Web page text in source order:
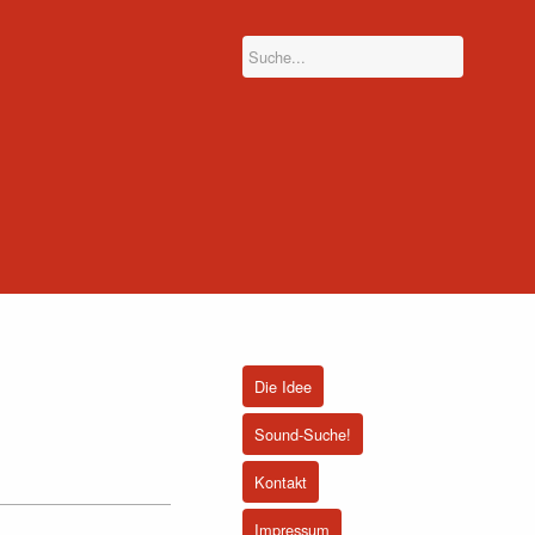
Die Idee
Sound-Suche!
Kontakt
Impressum